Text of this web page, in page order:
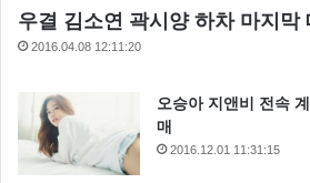
우결 김소연 곽시양 하차 마지막
2016.04.08 12:11:20
오승아 지앤비 전속
매
2016.12.01 11:31:15